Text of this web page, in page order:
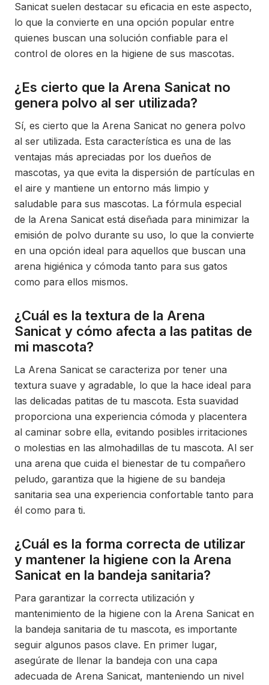
Sanicat suelen destacar su eficacia en este aspecto,
lo que la convierte en una opción popular entre
quienes buscan una solución confiable para el
control de olores en la higiene de sus mascotas.
¿Es cierto que la Arena Sanicat no
genera polvo al ser utilizada?
Sí, es cierto que la Arena Sanicat no genera polvo
al ser utilizada. Esta característica es una de las
ventajas más apreciadas por los dueños de
mascotas, ya que evita la dispersión de partículas en
el aire y mantiene un entorno más limpio y
saludable para sus mascotas. La fórmula especial
de la Arena Sanicat está diseñada para minimizar la
emisión de polvo durante su uso, lo que la convierte
en una opción ideal para aquellos que buscan una
arena higiénica y cómoda tanto para sus gatos
como para ellos mismos.
¿Cuál es la textura de la Arena
Sanicat y cómo afecta a las patitas de
mi mascota?
La Arena Sanicat se caracteriza por tener una
textura suave y agradable, lo que la hace ideal para
las delicadas patitas de tu mascota. Esta suavidad
proporciona una experiencia cómoda y placentera
al caminar sobre ella, evitando posibles irritaciones
o molestias en las almohadillas de tu mascota. Al ser
una arena que cuida el bienestar de tu compañero
peludo, garantiza que la higiene de su bandeja
sanitaria sea una experiencia confortable tanto para
él como para ti.
¿Cuál es la forma correcta de utilizar
y mantener la higiene con la Arena
Sanicat en la bandeja sanitaria?
Para garantizar la correcta utilización y
mantenimiento de la higiene con la Arena Sanicat en
la bandeja sanitaria de tu mascota, es importante
seguir algunos pasos clave. En primer lugar,
asegúrate de llenar la bandeja con una capa
adecuada de Arena Sanicat, manteniendo un nivel